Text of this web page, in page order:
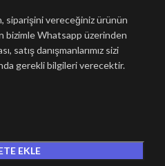
siparişini vereceğiniz ürünün
bizimle Whatsapp üzerinden
satış danışmanlarımız sizi
gerekli bilgileri verecektir.
EKLE